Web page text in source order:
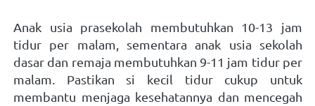
Anak usia prasekolah membutuhkan 10-13 jam
tidur per malam, sementara anak usia sekolah
dasar dan remaja membutuhkan 9-11 jam tidur per
malam. Pastikan si kecil tidur cukup untuk
membantu menjaga kesehatannya dan mencegah